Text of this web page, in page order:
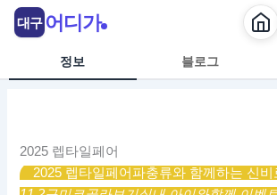
정보 블로그
2025 렙타일페어
2025 렙타일페어 파충류와 함께하는 신비
대구 어디가